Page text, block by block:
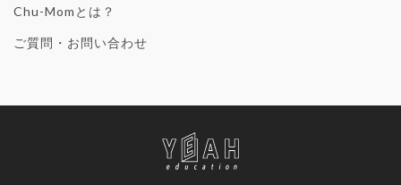
Chu-Momとは？
ご質問・お問い合わせ